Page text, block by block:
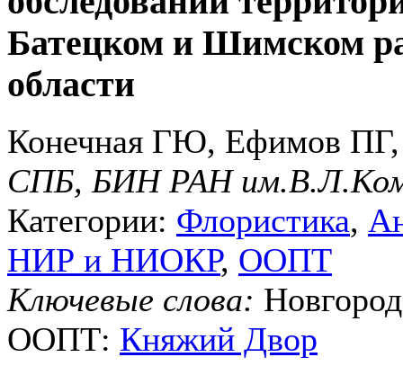
Батецком и Шимском
области
Конечная ГЮ, Ефимов
СПБ, БИН РАН
Категории: Флористика,
НИР и НИОКР, ООПТ
Ключевые слова:
ООПТ: Княжий Двор